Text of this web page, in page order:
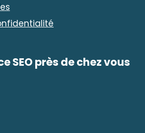
SEO près de chez vous